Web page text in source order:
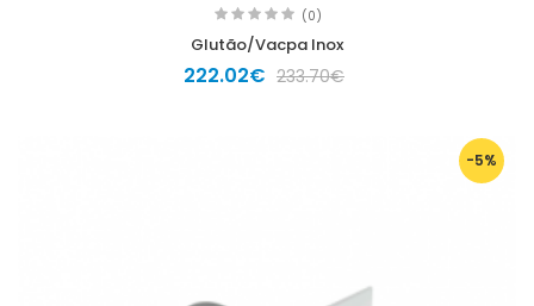
(0)
Glutão/Vacpa Inox
222.02€ 233.70€
-5%